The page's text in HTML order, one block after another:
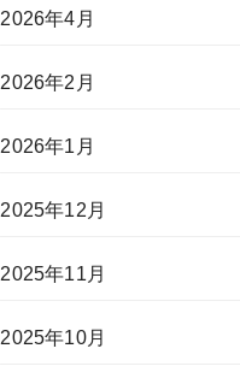
2026年4月
2026年2月
2026年1月
2025年12月
2025年11月
2025年10月